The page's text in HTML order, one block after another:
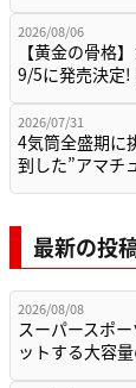
2026/08/06
【黄金の骨格
9/5に発売決定
2026/07/31
4気筒全盛期に
到した”アマチ
最新の投
2026/08/08
スーパースポ
ットする大容